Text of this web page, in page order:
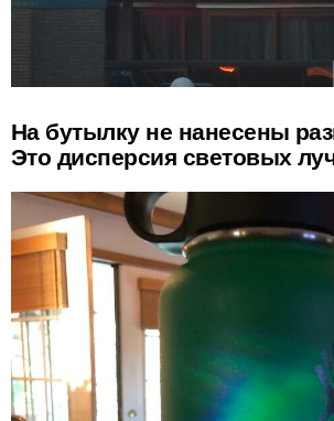
На бутылку не нанесены
Это дисперсия световых